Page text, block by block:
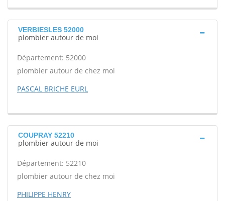
VERBIESLES 52000
plombier autour de moi
Département: 52000
plombier autour de chez moi
PASCAL BRICHE EURL
COUPRAY 52210
plombier autour de moi
Département: 52210
plombier autour de chez moi
PHILIPPE HENRY